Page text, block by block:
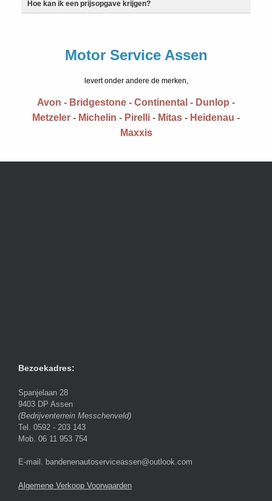
Hoe kan ik een prijsopgave krijgen?
Motor Service Assen
levert onder andere de merken,
Avon - Bridgestone - Continental - Dunlop -
Metzeler - Michelin - Pirelli - Mitas - Heidenau -
Maxxis
Bezoekadres:
Spanjelaan 28
9403 DP Assen
(Bedrijventerrein Messchenveld)
Tel. 0592 - 203 143
Mob. 06 11 953 754
E-mail. bandenenautoserviceassen@outlook.com
Algemene Verkoop Voorwaarden